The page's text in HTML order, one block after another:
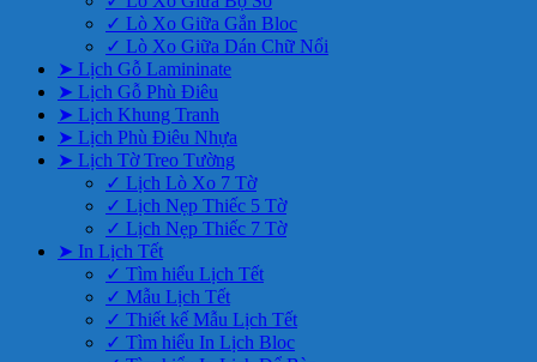
✓ Lò Xo Giữa Gắn Bloc
✓ Lò Xo Giữa Dán Chữ Nổi
➤ Lịch Gỗ Lamininate
➤ Lịch Gỗ Phù Điêu
➤ Lịch Khung Tranh
➤ Lịch Phù Điêu Nhựa
➤ Lịch Tờ Treo Tường
✓ Lịch Lò Xo 7 Tờ
✓ Lịch Nẹp Thiếc 5 Tờ
✓ Lịch Nẹp Thiếc 7 Tờ
➤ In Lịch Tết
✓ Tìm hiểu Lịch Tết
✓ Mẫu Lịch Tết
✓ Thiết kế Mẫu Lịch Tết
✓ Tìm hiểu In Lịch Bloc